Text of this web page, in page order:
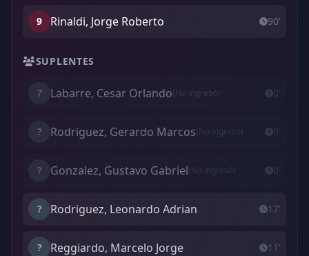
9 Rinaldi, Jorge Roberto 90'
SUPLENTES
? Labarre, Cesar Orlando(No ingresó) 0'
? Rodriguez, Gerardo Marcos(No ingresó) 0'
? Gonzalez, Gustavo Gabriel(No ingresó) 0'
? Rodriguez, Leonardo Adrian 17'
? Reggiardo, Marcelo Jorge 11'